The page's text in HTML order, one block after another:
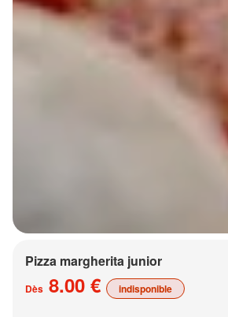
Pizza margherita junior
Dès 8.00 € indisponible